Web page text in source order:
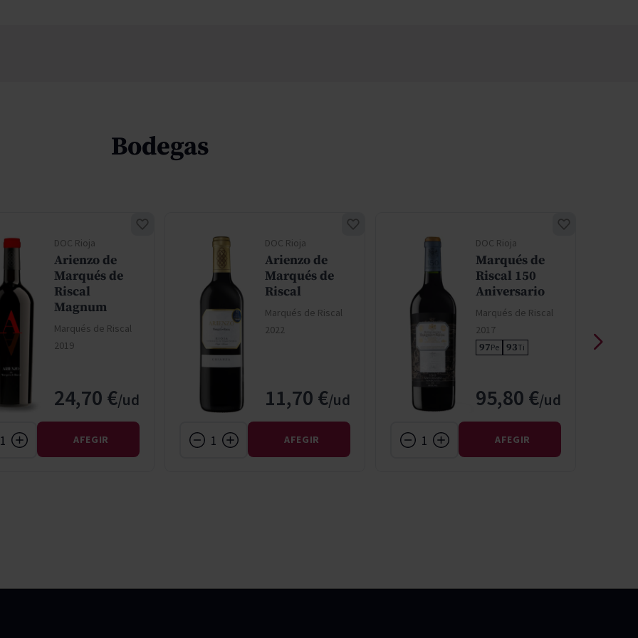
Bodegas
DOC Rioja
Arienzo de
Marqués de
Riscal
Magnum
Marqués de Riscal
2019
24,70 €
AFEGIR
DOC Rioja
Arienzo de
Marqués de
Riscal
Marqués de Riscal
2022
11,70 €
AFEGIR
DOC Rioja
Marqués de
Riscal 150
Aniversario
Marqués de Riscal
2017
97Pe 93Ti
95,80 €
AFEGIR